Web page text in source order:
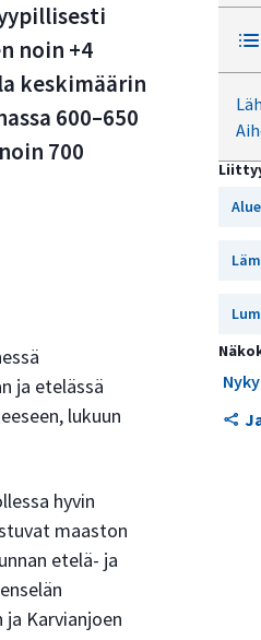
noin +4
keskimäärin
600–650
700
ja etelässä
lukuun
hyvin
maaston
etelä- ja
Karvianjoen